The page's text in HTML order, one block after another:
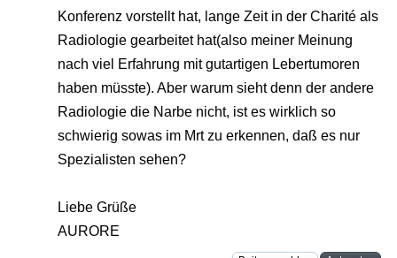
Konferenz vorstellt hat, lange Zeit in der Charité als
Radiologie gearbeitet hat(also meiner Meinung
nach viel Erfahrung mit gutartigen Lebertumoren
haben müsste). Aber warum sieht denn der andere
Radiologie die Narbe nicht, ist es wirklich so
schwierig sowas im Mrt zu erkennen, daß es nur
Spezialisten sehen?
Liebe Grüße
AURORE